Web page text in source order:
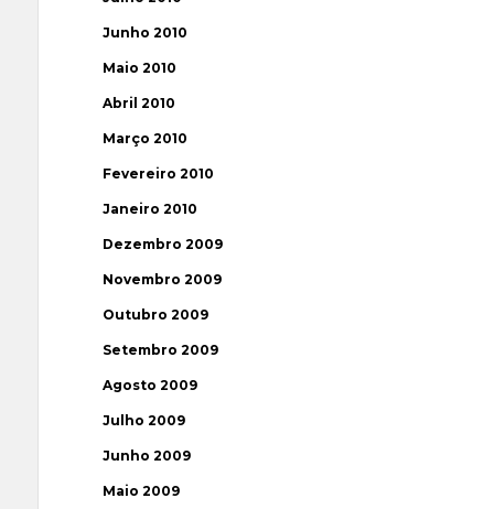
Junho 2010
Maio 2010
Abril 2010
Março 2010
Fevereiro 2010
Janeiro 2010
Dezembro 2009
Novembro 2009
Outubro 2009
Setembro 2009
Agosto 2009
Julho 2009
Junho 2009
Maio 2009